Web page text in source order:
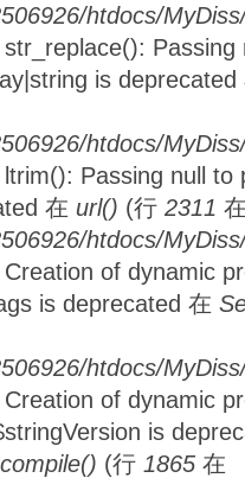
htdocs/
str_replace():
is
htdocs/
ltrim(): Passing null to
在 url() (行 2311
htdocs/
Creation of dynamic
is deprecated 在
htdocs/
Creation of dynamic
is
(行 1865 在